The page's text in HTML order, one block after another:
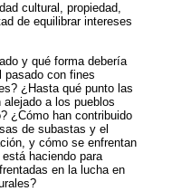
cultural, propiedad,
de equilibrar intereses
y qué forma debería
pasado con fines
¿Hasta qué punto las
a los pueblos
¿Cómo han contribuido
de subastas y el
y cómo se enfrentan
haciendo para
en la lucha en